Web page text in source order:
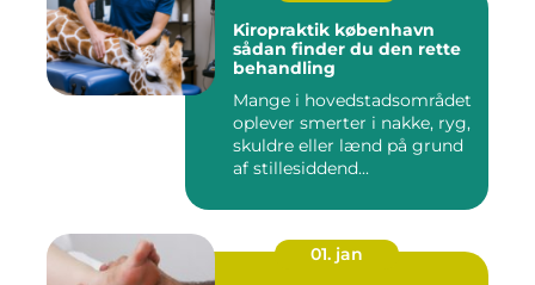
Kiropraktik københavn
sådan finder du den rette
behandling
Mange i hovedstadsområdet
oplever smerter i nakke, ryg,
skuldre eller lænd på grund
af stillesiddend...
01. jan